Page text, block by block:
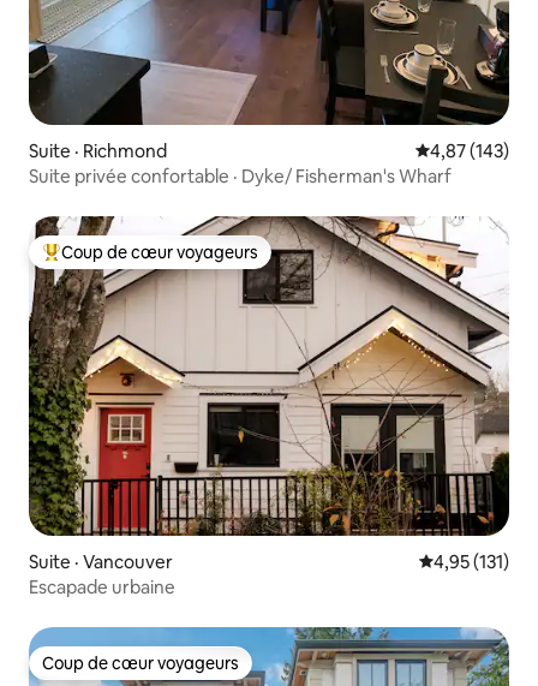
Suite · Richmond Note
4,87 (143)
Suite privée confortable · Dyke/ Fisherman's Wharf
Coup de cœur voyageurs parmi les plus aimés
Coup de cœur voyageurs
Suite · Vancouver Note
4,95 (131)
Escapade urbaine
Coup de cœur voyageurs
Coup de cœur voyageurs